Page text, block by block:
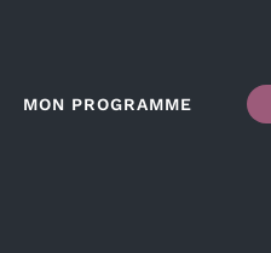
MON PROGRAMME